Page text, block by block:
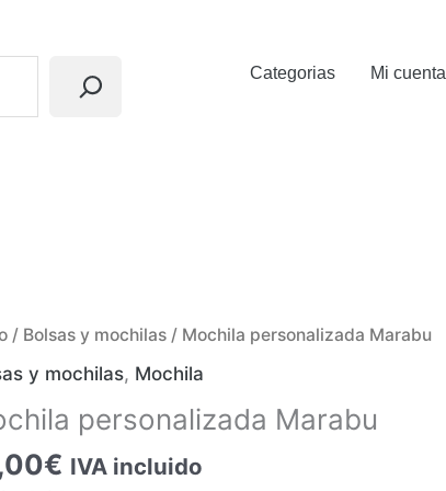
Categorias Mi cuenta
/ Bolsas y mochilas / Mochila personalizada Marabu
y mochilas, Mochila
personalizada Marabu
€ IVA incluido